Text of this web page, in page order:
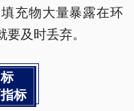
充物大量暴露在环
及时丢弃。
标